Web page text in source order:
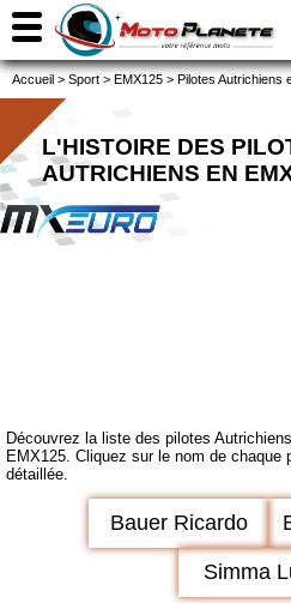
Accueil > Sport > EMX125 > Pilotes Autrichiens
L'HISTOIRE DES
AUTRICHIENS EN
Découvrez la liste des pilotes
EMX125. Cliquez sur le nom de chaque
détaillée.
Bauer Ricardo
Simma